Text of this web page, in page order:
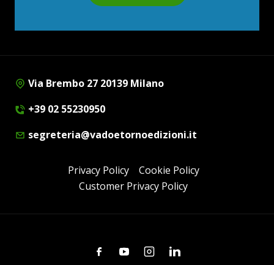
Via Brembo 27 20139 Milano
+39 02 55230950
segreteria@vadoetornoedizioni.it
Privacy Policy
Cookie Policy
Customer Privacy Policy
FacebookYoutubeInstagramLinkedin